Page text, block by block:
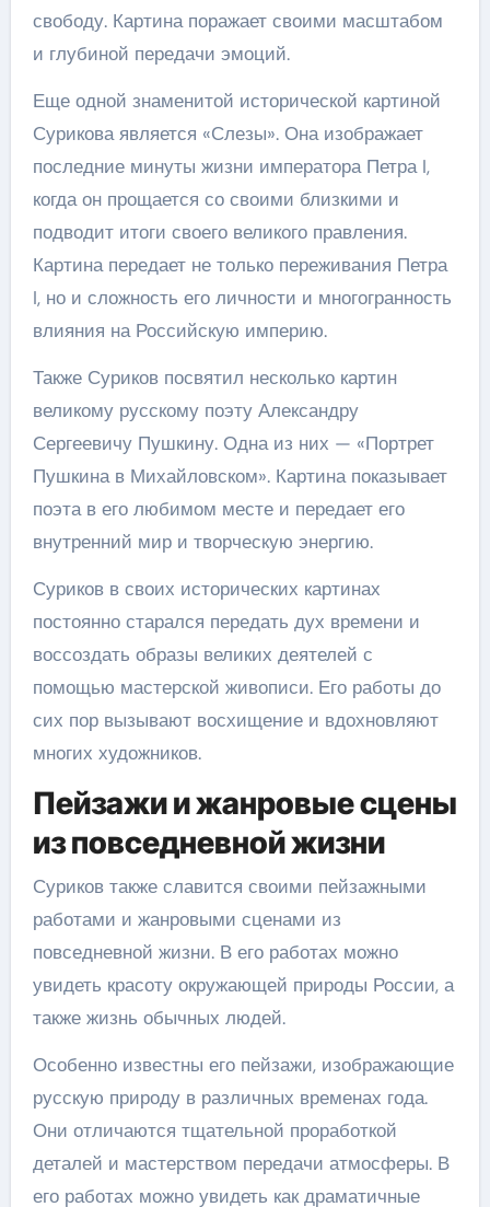
свободу. Картина поражает своими масштабом
и глубиной передачи эмоций.
Еще одной знаменитой исторической картиной
Сурикова является «Слезы». Она изображает
последние минуты жизни императора Петра I,
когда он прощается со своими близкими и
подводит итоги своего великого правления.
Картина передает не только переживания Петра
I, но и сложность его личности и многогранность
влияния на Российскую империю.
Также Суриков посвятил несколько картин
великому русскому поэту Александру
Сергеевичу Пушкину. Одна из них — «Портрет
Пушкина в Михайловском». Картина показывает
поэта в его любимом месте и передает его
внутренний мир и творческую энергию.
Суриков в своих исторических картинах
постоянно старался передать дух времени и
воссоздать образы великих деятелей с
помощью мастерской живописи. Его работы до
сих пор вызывают восхищение и вдохновляют
многих художников.
Пейзажи и жанровые сцены
из повседневной жизни
Суриков также славится своими пейзажными
работами и жанровыми сценами из
повседневной жизни. В его работах можно
увидеть красоту окружающей природы России, а
также жизнь обычных людей.
Особенно известны его пейзажи, изображающие
русскую природу в различных временах года.
Они отличаются тщательной проработкой
деталей и мастерством передачи атмосферы. В
его работах можно увидеть как драматичные